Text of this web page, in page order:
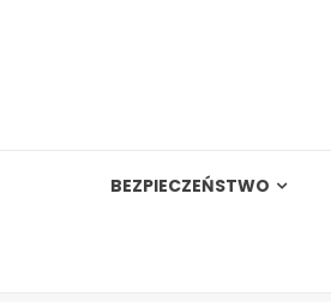
BEZPIECZEŃSTWO